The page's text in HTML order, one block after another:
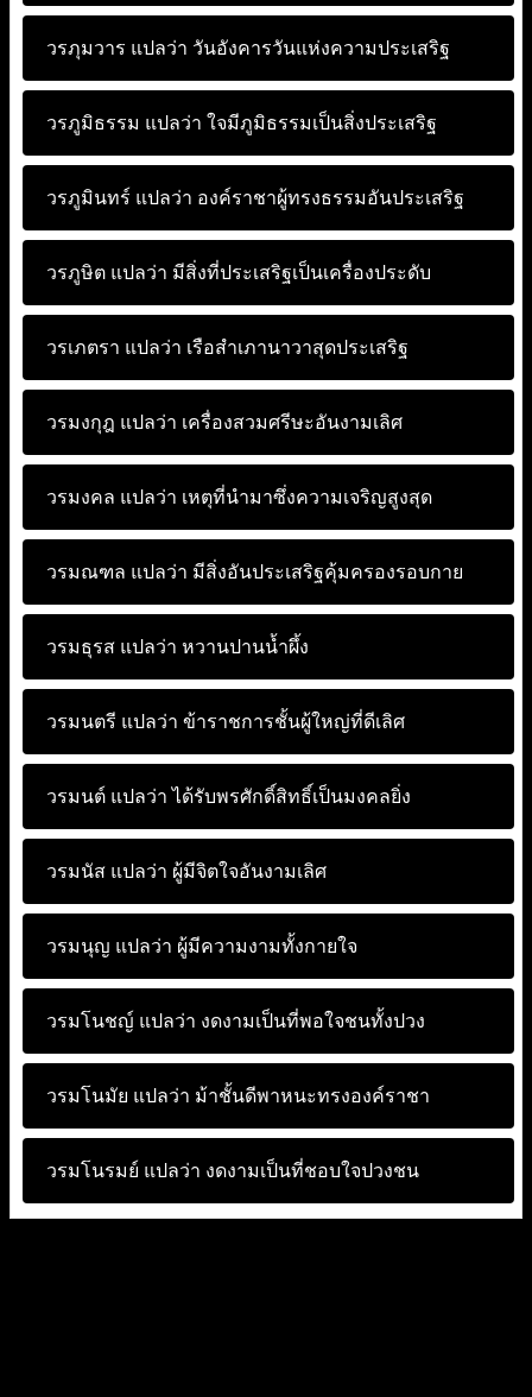
วรภุมวาร แปลว่า วันอังคารวันแห่งความประเสริฐ
วรภูมิธรรม แปลว่า ใจมีภูมิธรรมเป็นสิ่งประเสริฐ
วรภูมินทร์ แปลว่า องค์ราชาผู้ทรงธรรมอันประเสริฐ
วรภูษิต แปลว่า มีสิ่งที่ประเสริฐเป็นเครื่องประดับ
วรเภตรา แปลว่า เรือสำเภานาวาสุดประเสริฐ
วรมงกุฎ แปลว่า เครื่องสวมศรีษะอันงามเลิศ
วรมงคล แปลว่า เหตุที่นำมาซึ่งความเจริญสูงสุด
วรมณฑล แปลว่า มีสิ่งอันประเสริฐคุ้มครองรอบกาย
วรมธุรส แปลว่า หวานปานน้ำผึ้ง
วรมนตรี แปลว่า ข้าราชการชั้นผู้ใหญ่ที่ดีเลิศ
วรมนต์ แปลว่า ได้รับพรศักดิ์สิทธิ์เป็นมงคลยิ่ง
วรมนัส แปลว่า ผู้มีจิตใจอันงามเลิศ
วรมนุญ แปลว่า ผู้มีความงามทั้งกายใจ
วรมโนชญ์ แปลว่า งดงามเป็นที่พอใจชนทั้งปวง
วรมโนมัย แปลว่า ม้าชั้นดีพาหนะทรงองค์ราชา
วรมโนรมย์ แปลว่า งดงามเป็นที่ชอบใจปวงชน